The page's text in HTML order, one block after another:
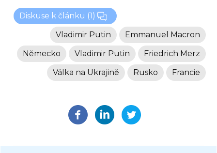
Diskuse k článku (1)
Emmanuel Macron
Vladimir Putin
Friedrich Merz
Vladimir Putin
Německo
Francie
Rusko
Válka na Ukrajině